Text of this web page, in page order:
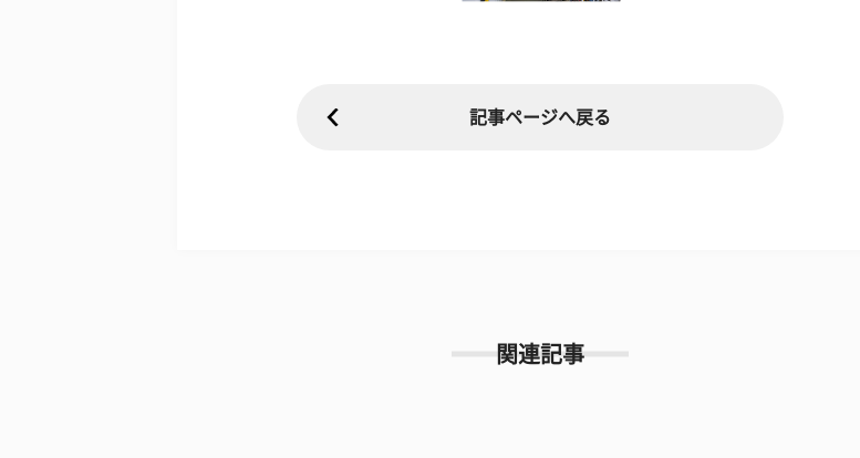
記事ページへ戻る
関連記事